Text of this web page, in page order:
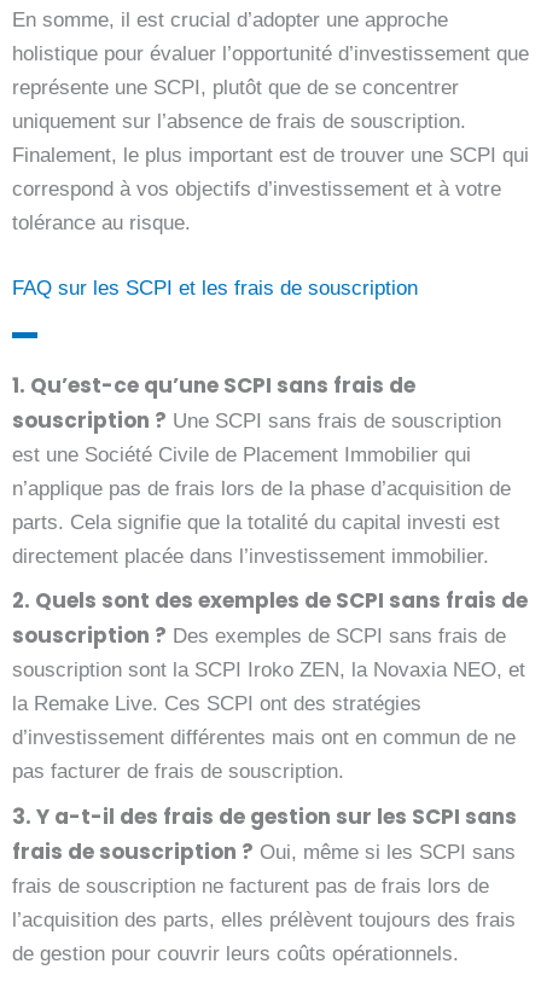
En somme, il est crucial d’adopter une approche
holistique pour évaluer l’opportunité d’investissement que
représente une SCPI, plutôt que de se concentrer
uniquement sur l’absence de frais de souscription.
Finalement, le plus important est de trouver une SCPI qui
correspond à vos objectifs d’investissement et à votre
tolérance au risque.
FAQ sur les SCPI et les frais de souscription
1. Qu’est-ce qu’une SCPI sans frais de
souscription ? Une SCPI sans frais de souscription
est une Société Civile de Placement Immobilier qui
n’applique pas de frais lors de la phase d’acquisition de
parts. Cela signifie que la totalité du capital investi est
directement placée dans l’investissement immobilier.
2. Quels sont des exemples de SCPI sans frais de
souscription ? Des exemples de SCPI sans frais de
souscription sont la SCPI Iroko ZEN, la Novaxia NEO, et
la Remake Live. Ces SCPI ont des stratégies
d’investissement différentes mais ont en commun de ne
pas facturer de frais de souscription.
3. Y a-t-il des frais de gestion sur les SCPI sans
frais de souscription ? Oui, même si les SCPI sans
frais de souscription ne facturent pas de frais lors de
l’acquisition des parts, elles prélèvent toujours des frais
de gestion pour couvrir leurs coûts opérationnels.